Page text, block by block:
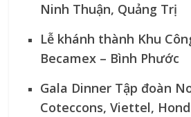
Ninh Thuận, Quảng Trị
Lễ khánh thành Khu
Becamex – Bình Phước
Gala Dinner Tập đoàn
Coteccons, Viettel,